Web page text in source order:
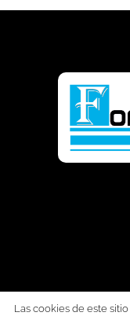
Las cookies de este